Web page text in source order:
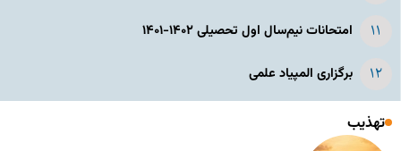
امتحانات نیم‌سال اول تحصیلی ۱۴۰۲-۱۴۰۱
برگزاری المپیاد علمی
تهذیب